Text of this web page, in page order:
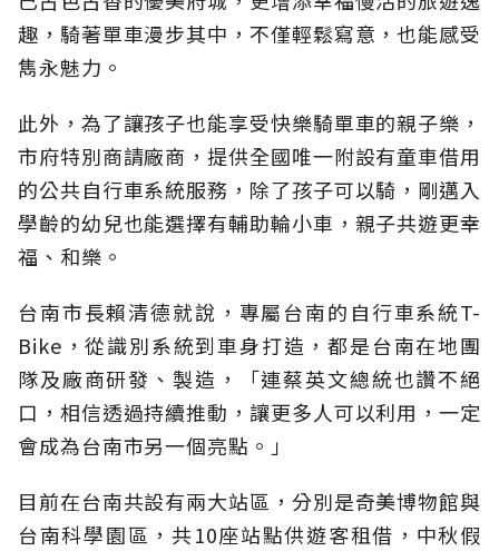
趣，騎著單車漫步其中，不僅輕鬆寫意，也能感受
雋永魅力。
此外，為了讓孩子也能享受快樂騎單車的親子樂，
市府特別商請廠商，提供全國唯一附設有童車借用
的公共自行車系統服務，除了孩子可以騎，剛邁入
學齡的幼兒也能選擇有輔助輪小車，親子共遊更幸
福、和樂。
台南市長賴清德就說，專屬台南的自行車系統T-
Bike，從識別系統到車身打造，都是台南在地團
隊及廠商研發、製造，「連蔡英文總統也讚不絕
口，相信透過持續推動，讓更多人可以利用，一定
會成為台南市另一個亮點。」
目前在台南共設有兩大站區，分別是奇美博物館與
台南科學園區，共10座站點供遊客租借，中秋假